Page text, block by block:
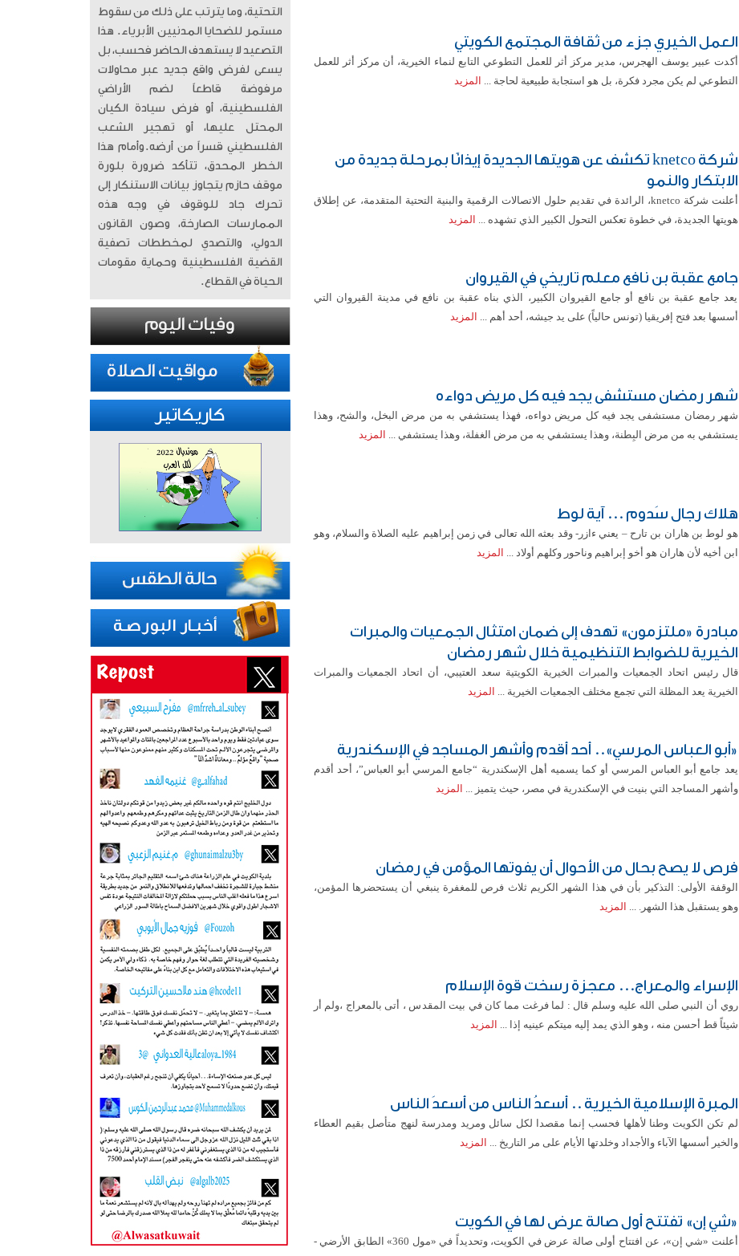
العمل الخيري جزء من ثقافة المجتمع الكويتي
أكدت عبير يوسف الهجرس، مدير مركز أثر للعمل التطوعي التابع لنماء الخيرية، أن مركز أثر للعمل
التطوعي لم يكن مجرد فكرة، بل هو استجابة طبيعية لحاجة ... المزيد
شركة knetco تكشف عن هويتها الجديدة إيذانًا بمرحلة جديدة من
الابتكار والنمو
أعلنت شركة knetco، الرائدة في تقديم حلول الاتصالات الرقمية والبنية التحتية المتقدمة، عن إطلاق
هويتها الجديدة، في خطوة تعكس التحول الكبير الذي تشهده ... المزيد
جامع عقبة بن نافع معلم تاريخي في القيروان
يعد جامع عقبة بن نافع أو جامع القيروان الكبير، الذي بناه عقبة بن نافع في مدينة القيروان التي
أسسها بعد فتح إفريقيا (تونس حالياً) على يد جيشه، أحد أهم ... المزيد
شهر رمضان مستشفى يجد فيه كل مريض دواءه
شهر رمضان مستشفى يجد فيه كل مريض دواءه، فهذا يستشفي به من مرض البخل، والشح، وهذا
يستشفي به من مرض البِطنة، وهذا يستشفي به من مرض الغفلة، وهذا يستشفي ... المزيد
هلاك رجال سَدوم ... آية لوط
هو لوط بن هاران بن تارح – يعني ءازر- وقد بعثه الله تعالى في زمن إبراهيم عليه الصلاة والسلام، وهو
ابن أخيه لأن هاران هو أخو إبراهيم وناحور وكلهم أولاد ... المزيد
مبادرة «ملتزمون» تهدف إلى ضمان امتثال الجمعيات والمبرات
الخيرية للضوابط التنظيمية خلال شهر رمضان
قال رئيس اتحاد الجمعيات والمبرات الخيرية الكويتية سعد العتيبي، أن اتحاد الجمعيات والمبرات
الخيرية يعد المظلة التي تجمع مختلف الجمعيات الخيرية ... المزيد
«أبو العباس المرسي».. أحد أقدم وأشهر المساجد في الإسكندرية
يعد جامع أبو العباس المرسي أو كما يسميه أهل الإسكندرية “جامع المرسي أبو العباس”، أحد أقدم
وأشهر المساجد التي بنيت في الإسكندرية في مصر، حيث يتميز ... المزيد
فرص لا يصح بحال من الأحوال أن يفوتها المؤمن في رمضان
الوقفة الأولى: التذكير بأن في هذا الشهر الكريم ثلاث فرص للمغفرة ينبغي أن يستحضرها المؤمن،
وهو يستقبل هذا الشهر. ... المزيد
الإسراء والمعراج... معجزة رسخت قوة الإسلام
روي أن النبي صلى الله عليه وسلم قال : لما فرغت مما كان في بيت المقدس ، أتى بالمعراج ،ولم أر
شيئاً قط أحسن منه ، وهو الذي يمد إليه ميتكم عينيه إذا ... المزيد
المبرة الإسلامية الخيرية .. أسعدُ الناس من أسعدَ الناس
لم تكن الكويت وطنا لأهلها فحسب إنما مقصدا لكل سائل ومريد ومدرسة لنهج متأصل بقيم العطاء
والخير أسسها الآباء والأجداد وخلدتها الأيام على مر التاريخ ... المزيد
«شي إن» تفتتح أول صالة عرض لها في الكويت
أعلنت «شي إن»، عن افتتاح أولى صالة عرض في الكويت، وتحديداً في «مول 360» الطابق الأرضي -
التحتية، وما يترتب على ذلك من سقوط
مستمر للضحايا المدنيين الأبرياء. ​ هذا
التصعيد لا يستهدف الحاضر فحسب، بل
يسعى لفرض واقع جديد عبر محاولات
مرفوضة قاطعاً لضم الأراضي
الفلسطينية، أو فرض سيادة الكيان
المحتل عليها، أو تهجير الشعب
الفلسطيني قسراً من أرضه. ​وأمام هذا
الخطر المحدق، تتأكد ضرورة بلورة
موقف حازم يتجاوز بيانات الاستنكار إلى
تحرك جاد للوقوف في وجه هذه
الممارسات الصارخة، وصون القانون
الدولي، والتصدي لمخططات تصفية
القضية الفلسطينية وحماية مقومات
الحياة في القطاع.
كاريكاتير